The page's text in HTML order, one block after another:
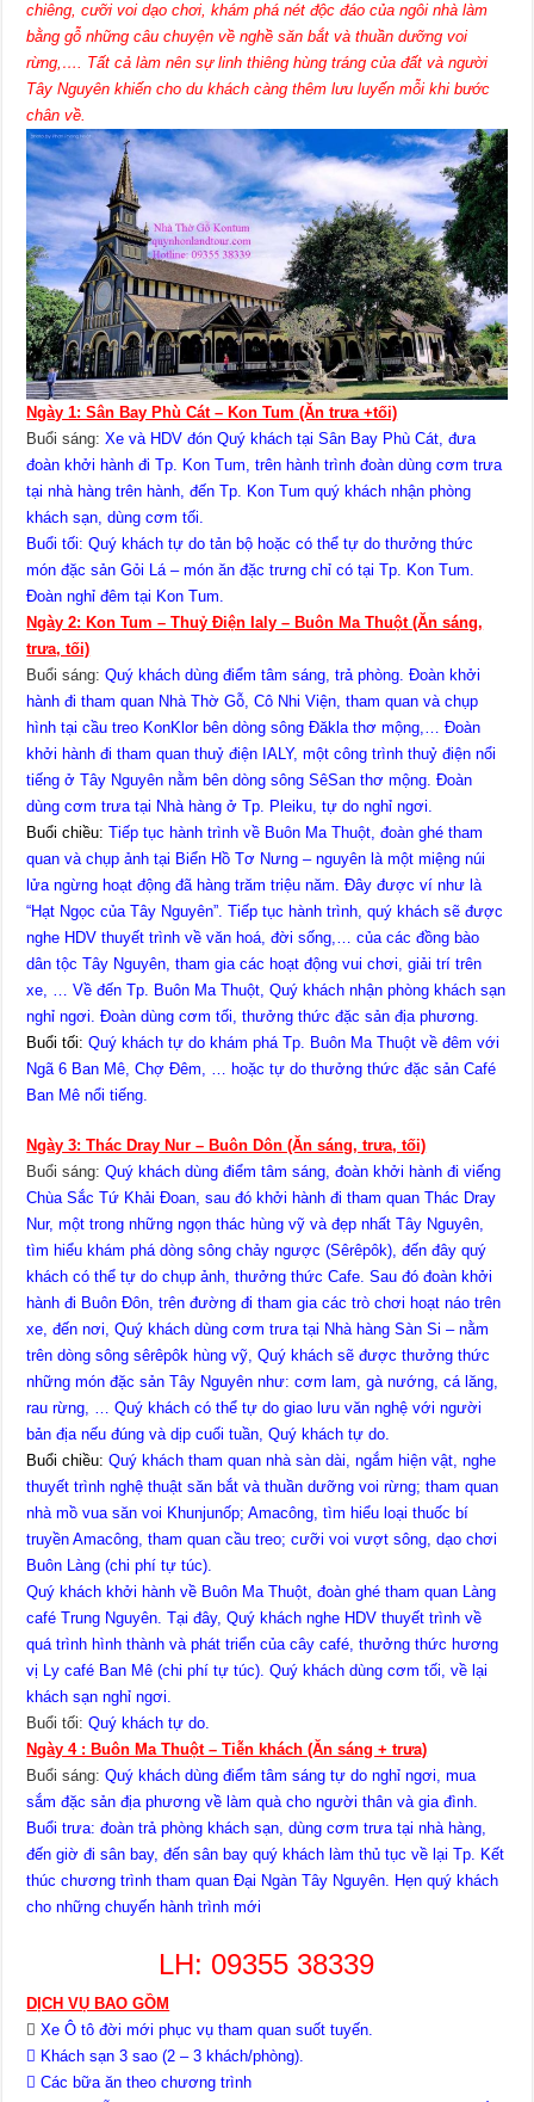
chiêng, cưỡi voi dạo chơi, khám phá nét độc đáo của ngôi nhà làm
bằng gỗ những câu chuyện về nghề săn bắt và thuần dưỡng voi
rừng,…. Tất cả làm nên sự linh thiêng hùng tráng của đất và người
Tây Nguyên khiến cho du khách càng thêm lưu luyến mỗi khi bước
chân về.
Ngày 1: Sân Bay Phù Cát – Kon Tum (Ăn trưa +tối)
Buổi sáng:Xe và HDV đón Quý khách tại Sân Bay Phù Cát, đưa
đoàn khởi hành đi Tp. Kon Tum, trên hành trình đoàn dùng cơm trưa
tại nhà hàng trên hành, đến Tp. Kon Tum quý khách nhận phòng
khách sạn, dùng cơm tối.
Buổi tối: Quý khách tự do tản bộ hoặc có thể tự do thưởng thức
món đặc sản Gỏi Lá – món ăn đặc trưng chỉ có tại Tp. Kon Tum.
Đoàn nghỉ đêm tại Kon Tum.
Ngày 2: Kon Tum – Thuỷ Điện Ialy – Buôn Ma Thuột (Ăn sáng,
trưa, tối)
Buổi sáng:Quý khách dùng điểm tâm sáng, trả phòng. Đoàn khởi
hành đi tham quan Nhà Thờ Gỗ, Cô Nhi Viện, tham quan và chụp
hình tại cầu treo KonKlor bên dòng sông Đăkla thơ mộng,… Đoàn
khởi hành đi tham quan thuỷ điện IALY, một công trình thuỷ điện nổi
tiếng ở Tây Nguyên nằm bên dòng sông SêSan thơ mộng. Đoàn
dùng cơm trưa tại Nhà hàng ở Tp. Pleiku, tự do nghỉ ngơi.
Buổi chiều: Tiếp tục hành trình về Buôn Ma Thuột, đoàn ghé tham
quan và chụp ảnh tại Biển Hồ Tơ Nưng – nguyên là một miệng núi
lửa ngừng hoạt động đã hàng trăm triệu năm. Đây được ví như là
“Hạt Ngọc của Tây Nguyên”. Tiếp tục hành trình, quý khách sẽ được
nghe HDV thuyết trình về văn hoá, đời sống,… của các đồng bào
dân tộc Tây Nguyên, tham gia các hoạt động vui chơi, giải trí trên
xe, … Về đến Tp. Buôn Ma Thuột, Quý khách nhận phòng khách sạn
nghỉ ngơi. Đoàn dùng cơm tối, thưởng thức đặc sản địa phương.
Buổi tối: Quý khách tự do khám phá Tp. Buôn Ma Thuột về đêm với
Ngã 6 Ban Mê, Chợ Đêm, … hoặc tự do thưởng thức đặc sản Café
Ban Mê nổi tiếng.
Ngày 3: Thác Dray Nur – Buôn Dôn (Ăn sáng, trưa, tối)
Buổi sáng: Quý khách dùng điểm tâm sáng, đoàn khởi hành đi viếng
Chùa Sắc Tứ Khải Đoan, sau đó khởi hành đi tham quan Thác Dray
Nur, một trong những ngọn thác hùng vỹ và đẹp nhất Tây Nguyên,
tìm hiểu khám phá dòng sông chảy ngược (Sêrêpôk), đến đây quý
khách có thể tự do chụp ảnh, thưởng thức Cafe. Sau đó đoàn khởi
hành đi Buôn Đôn, trên đường đi tham gia các trò chơi hoạt náo trên
xe, đến nơi, Quý khách dùng cơm trưa tại Nhà hàng Sàn Si – nằm
trên dòng sông sêrêpôk hùng vỹ, Quý khách sẽ được thưởng thức
những món đặc sản Tây Nguyên như: cơm lam, gà nướng, cá lăng,
rau rừng, … Quý khách có thể tự do giao lưu văn nghệ với người
bản địa nếu đúng và dịp cuối tuần, Quý khách tự do.
Buổi chiều: Quý khách tham quan nhà sàn dài, ngắm hiện vật, nghe
thuyết trình nghệ thuật săn bắt và thuần dưỡng voi rừng; tham quan
nhà mồ vua săn voi Khunjunốp; Amacông, tìm hiểu loại thuốc bí
truyền Amacông, tham quan cầu treo; cưỡi voi vượt sông, dạo chơi
Buôn Làng (chi phí tự túc).
Quý khách khởi hành về Buôn Ma Thuột, đoàn ghé tham quan Làng
café Trung Nguyên. Tại đây, Quý khách nghe HDV thuyết trình về
quá trình hình thành và phát triển của cây café, thưởng thức hương
vị Ly café Ban Mê (chi phí tự túc). Quý khách dùng cơm tối, về lại
khách sạn nghỉ ngơi.
Buổi tối:Quý khách tự do.
Ngày 4 : Buôn Ma Thuột – Tiễn khách (Ăn sáng + trưa)
Buổi sáng:Quý khách dùng điểm tâm sáng tự do nghỉ ngơi, mua
sắm đặc sản địa phương về làm quà cho người thân và gia đình.
Buổi trưa: đoàn trả phòng khách sạn, dùng cơm trưa tại nhà hàng,
đến giờ đi sân bay, đến sân bay quý khách làm thủ tục về lại Tp. Kết
thúc chương trình tham quan Đại Ngàn Tây Nguyên. Hẹn quý khách
cho những chuyến hành trình mới
LH: 09355 38339
DỊCH VỤ BAO GỒM
Xe Ô tô đời mới phục vụ tham quan suốt tuyến.
 Khách sạn 3 sao (2 – 3 khách/phòng).
 Các bữa ăn theo chương trình